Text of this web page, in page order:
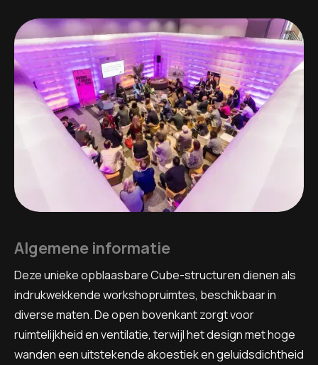
Algemene informatie
Deze unieke opblaasbare Cube-structuren dienen als
indrukwekkende workshopruimtes, beschikbaar in
diverse maten. De open bovenkant zorgt voor
ruimtelijkheid en ventilatie, terwijl het design met hoge
wanden een uitstekende akoestiek en geluidsdichtheid